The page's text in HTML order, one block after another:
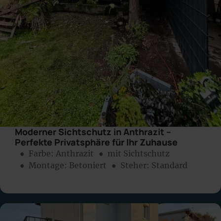
Moderner Sichtschutz in Anthrazit –
Perfekte Privatsphäre für Ihr Zuhause
● Farbe: Anthrazit
● mit Sichtschutz
● Montage: Betoniert ● Steher: Standard